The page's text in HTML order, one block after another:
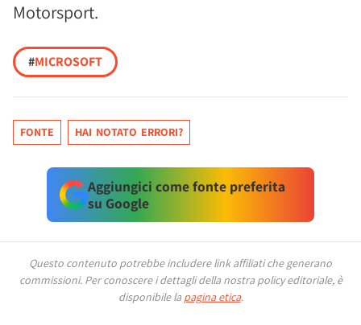
Motorsport.
#MICROSOFT
FONTE HAI NOTATO ERRORI?
Aggiungici come fonte preferita
su Google
Questo contenuto potrebbe includere link affiliati che generano
commissioni. Per conoscere i dettagli della nostra policy editoriale, è
disponibile la pagina etica.